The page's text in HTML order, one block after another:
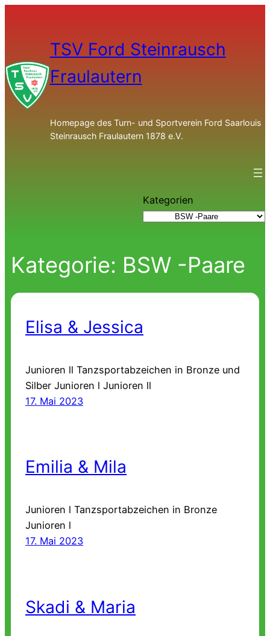
TSV Ford Steinrausch
Fraulautern
Homepage des Turn- und Sportverein Ford Saarlouis
Steinrausch Fraulautern 1878 e.V.
Kategorien
Kategorie: BSW -Paare
Elisa & Jessica
Junioren ll Tanzsportabzeichen in Bronze und
Silber Junioren l Junioren ll
17. Mai 2023
Emilia & Mila
Junioren l Tanzsportabzeichen in Bronze
Junioren l
17. Mai 2023
Skadi & Maria